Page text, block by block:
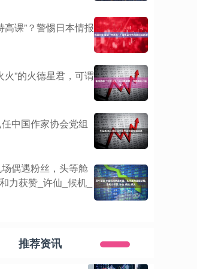
高课”？警惕日本情报
火”的火德星君，可谓
中国作家协会党组
偶遇粉丝，头等舱
力获赞_许仙_候机_
推荐资讯